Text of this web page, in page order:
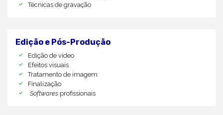
Técnicas de gravação
Edição e Pós-Produção
Edição de vídeo
Efeitos visuais
Tratamento de imagem
Finalização
Softwares profissionais